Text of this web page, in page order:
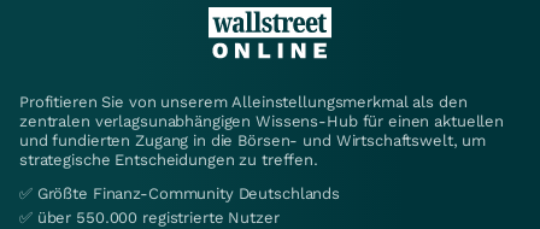
Profitieren Sie von unserem Alleinstellungsmerkmal als den
zentralen verlagsunabhängigen Wissens-Hub für einen aktuellen
und fundierten Zugang in die Börsen- und Wirtschaftswelt, um
strategische Entscheidungen zu treffen.
✅ Größte Finanz-Community Deutschlands
✅ über 550.000 registrierte Nutzer